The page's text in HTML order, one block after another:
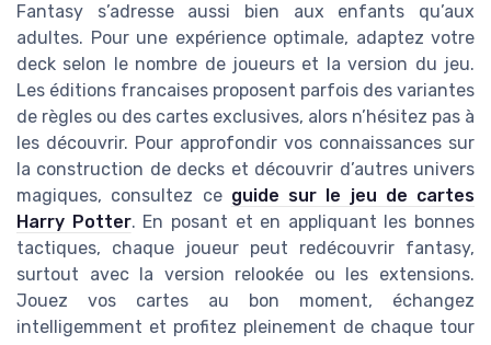
Fantasy s’adresse aussi bien aux enfants qu’aux
adultes. Pour une expérience optimale, adaptez votre
deck selon le nombre de joueurs et la version du jeu.
Les éditions francaises proposent parfois des variantes
de règles ou des cartes exclusives, alors n’hésitez pas à
les découvrir. Pour approfondir vos connaissances sur
la construction de decks et découvrir d’autres univers
magiques, consultez ce guide sur le jeu de cartes
Harry Potter. En posant et en appliquant les bonnes
tactiques, chaque joueur peut redécouvrir fantasy,
surtout avec la version relookée ou les extensions.
Jouez vos cartes au bon moment, échangez
intelligemment et profitez pleinement de chaque tour